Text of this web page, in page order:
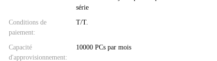
série
Conditions de
paiement:
T/T.
Capacité
d'approvisionnement:
10000 PCs par mois